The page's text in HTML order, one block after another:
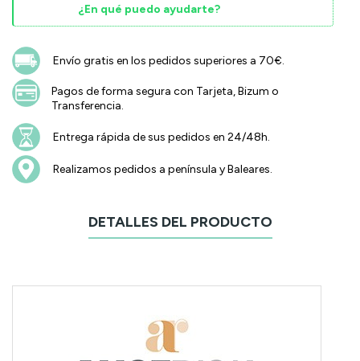
¿En qué puedo ayudarte?
Envío gratis en los pedidos superiores a 70€.
Pagos de forma segura con Tarjeta, Bizum o
Transferencia.
Entrega rápida de sus pedidos en 24/48h.
Realizamos pedidos a península y Baleares.
DETALLES DEL PRODUCTO